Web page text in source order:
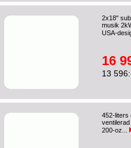
2x18"
musik
USA-
16
13
452-liters
200-oz...